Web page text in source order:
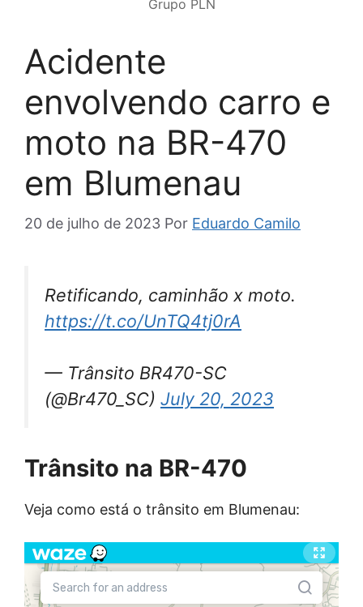
Grupo PLN
Acidente
envolvendo carro e
moto na BR-470
em Blumenau
20 de julho de 2023 Por Eduardo Camilo
Retificando, caminhão x moto.
https://t.co/UnTQ4tj0rA
— Trânsito BR470-SC
(@Br470_SC) July 20, 2023
Trânsito na BR-470
Veja como está o trânsito em Blumenau: